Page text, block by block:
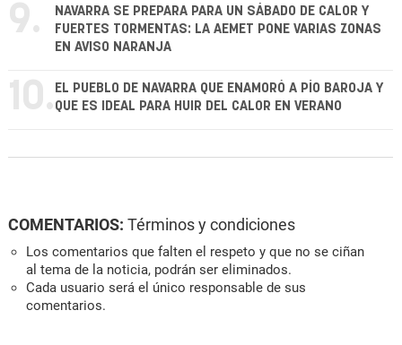
9.
NAVARRA SE PREPARA PARA UN SÁBADO DE CALOR Y
FUERTES TORMENTAS: LA AEMET PONE VARIAS ZONAS
EN AVISO NARANJA
10. EL PUEBLO DE NAVARRA QUE ENAMORÓ A PÍO BAROJA Y
QUE ES IDEAL PARA HUIR DEL CALOR EN VERANO
COMENTARIOS: Términos y condiciones
Los comentarios que falten el respeto y que no se ciñan
al tema de la noticia, podrán ser eliminados.
Cada usuario será el único responsable de sus
comentarios.